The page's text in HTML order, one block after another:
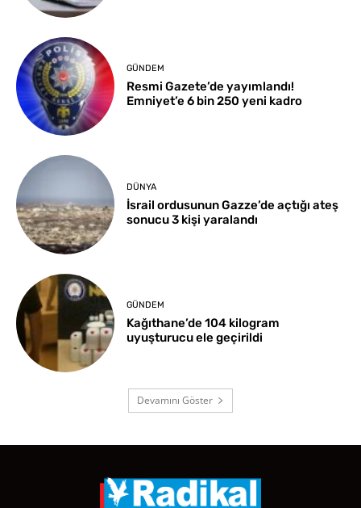
GÜNDEM
Resmi Gazete’de yayımlandı!
Emniyet’e 6 bin 250 yeni kadro
DÜNYA
İsrail ordusunun Gazze’de açtığı ateş
sonucu 3 kişi yaralandı
GÜNDEM
Kağıthane’de 104 kilogram
uyuşturucu ele geçirildi
Devamını Göster